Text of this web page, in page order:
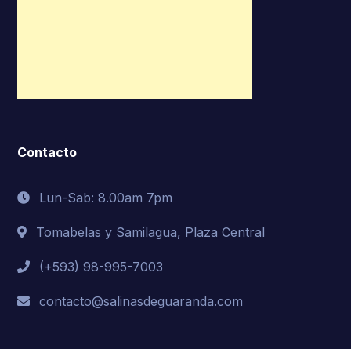
Contacto
Lun-Sab: 8.00am 7pm
Tomabelas y Samilagua, Plaza Central
(+593) 98-995-7003
contacto@salinasdeguaranda.com